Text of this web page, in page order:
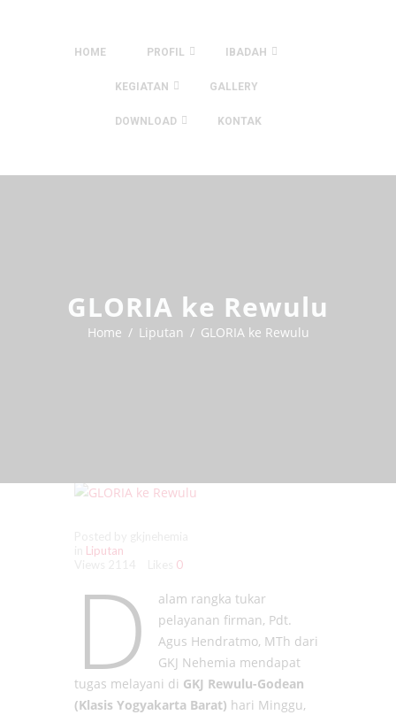
HOME PROFIL IBADAH
KEGIATAN GALLERY
DOWNLOAD KONTAK
GLORIA ke Rewulu
Home Liputan GLORIA ke Rewulu
Liputan
0
D
alam rangka tukar
pelayanan firman, Pdt.
Agus Hendratmo, MTh dari
GKJ Nehemia mendapat
tugas melayani di GKJ Rewulu-Godean
(Klasis Yogyakarta Barat) hari Minggu,